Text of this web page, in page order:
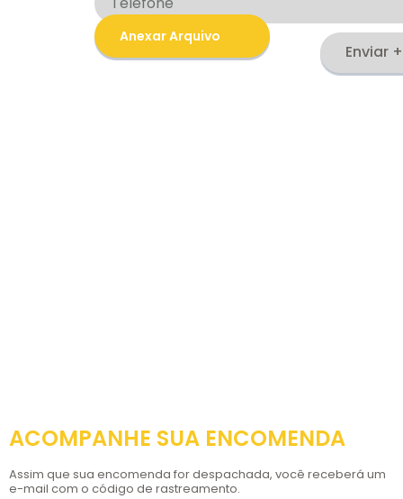
Enviar +
Anexar Arquivo
ACOMPANHE SUA ENCOMENDA
Assim que sua encomenda for despachada, você receberá um
e-mail com o código de rastreamento.